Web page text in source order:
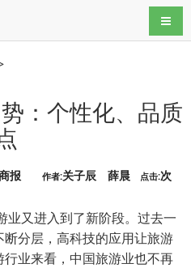
导航
：个性化、品质
商报 作者:关子辰 薛晨 点击:次
业又进入到了新阶段。过去一
分层，高科技的应用让旅游
业来看，中国旅游业也不再